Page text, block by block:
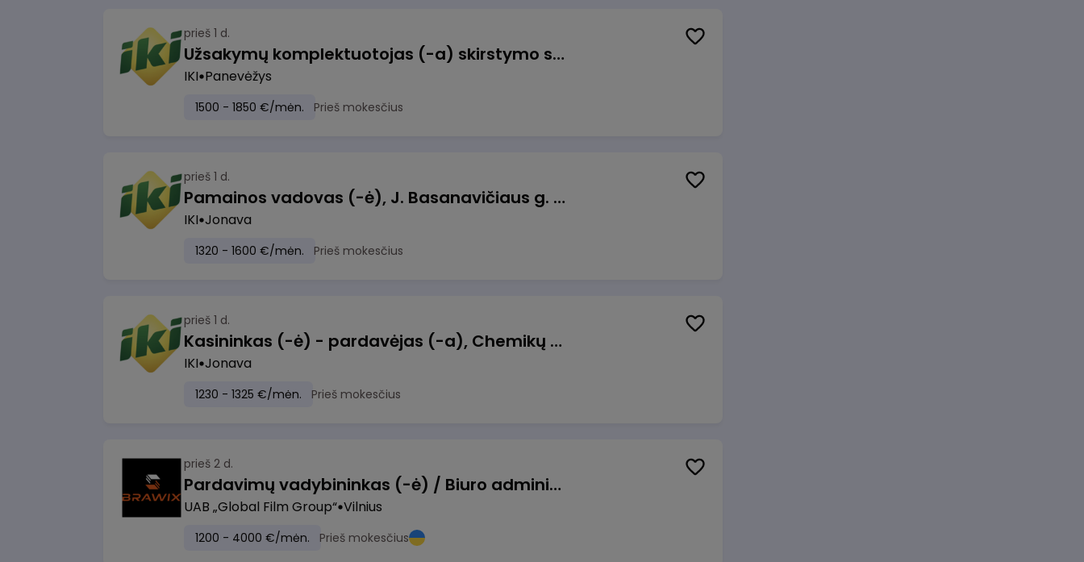
prieš 1 d.
Užsakymų komplektuotojas (-a) skirstymo sandėlyje
IKI Panevėžys
1500 - 1850 €/mėn. Prieš mokesčius
prieš 1 d.
Pamainos vadovas (-ė), J. Basanavičiaus g. 6, Jonava
IKI Jonava
1320 - 1600 €/mėn. Prieš mokesčius
prieš 1 d.
Kasininkas (-ė) - pardavėjas (-a), Chemikų g. 1, Jonava
IKI Jonava
1230 - 1325 €/mėn. Prieš mokesčius
prieš 2 d.
Pardavimų vadybininkas (-ė) / Biuro administratorius (-ė) (B2B)
UAB „Global Film Group“ Vilnius
1200 - 4000 €/mėn. Prieš mokesčius